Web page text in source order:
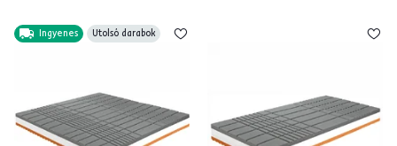
Ingyenes Utolsó darabok